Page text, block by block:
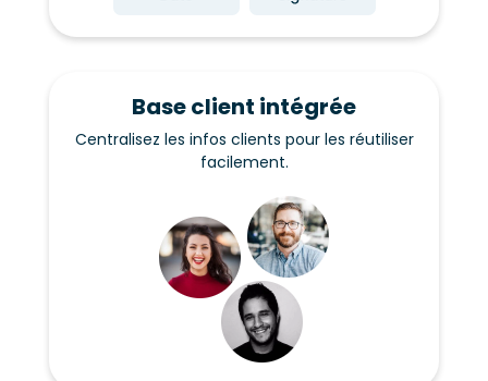
Base client intégrée
Centralisez les infos clients pour les réutiliser
facilement.